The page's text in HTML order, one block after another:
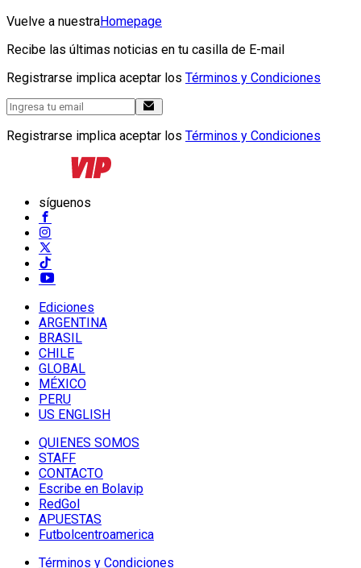
Vuelve a nuestraHomepage
Recibe las últimas noticias en tu casilla de E-mail
Registrarse implica aceptar los Términos y Condiciones
Registrarse implica aceptar los Términos y Condiciones
síguenos
Ediciones
ARGENTINA
BRASIL
CHILE
GLOBAL
MÉXICO
PERU
US ENGLISH
QUIENES SOMOS
STAFF
CONTACTO
Escribe en Bolavip
RedGol
APUESTAS
Futbolcentroamerica
Términos y Condiciones